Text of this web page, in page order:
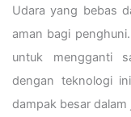
Udara yang bebas
aman bagi
untuk mengganti
dengan teknologi
dampak besar